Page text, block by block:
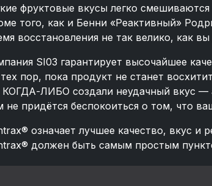
фруктовые вкусы легко
того, как и Бенни «Реактивный»
восстановления не так велико, как
SI03 гарантирует высочайшее
пор, пока продукт не станет
ЛИБО создали неудачный вкус —
не придётся беспокоиться о том, что
означает лучшее качество, вкус и
должен быть самым простым